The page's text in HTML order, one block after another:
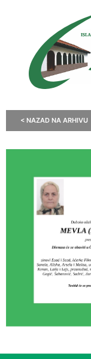
< NAZAD NA ARHIVU